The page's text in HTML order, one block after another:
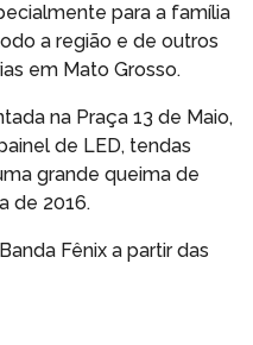
para a família
a região e de outros
em Mato Grosso.
na Praça 13 de Maio,
de LED, tendas
grande queima de
de 2016.
Fênix a partir das